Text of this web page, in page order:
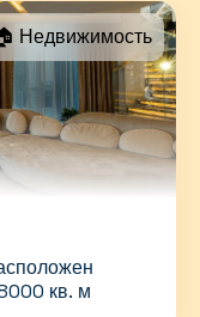
Недвижимость
кв. м